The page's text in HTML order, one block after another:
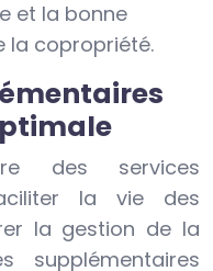
et la bonne
la copropriété.
des services
la vie des
la gestion de la
supplémentaires